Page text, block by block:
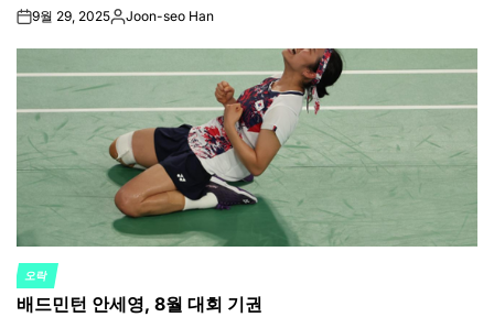
on9월 29, 2025Posted
Joon-seo Han
POSTED
IN
오락
배드민턴 안세영, 8월 대회 기권